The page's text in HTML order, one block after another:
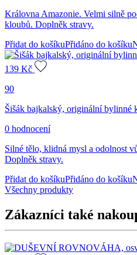
Královna Amazonie. Velmi silně
kloubů. Doplněk stravy.
Přidat do košíkuPřidáno do košíku
139 Kč
90
Šišák bajkalský, originální bylinné
0 hodnocení
Silné tělo, klidná mysl a odolnost
Doplněk stravy.
Přidat do košíkuPřidáno do košíku
Všechny produkty
Zákazníci také